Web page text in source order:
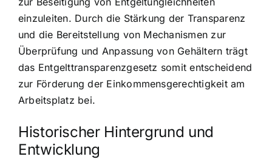
einzuleiten. Durch die Stärkung der Transparenz
und die Bereitstellung von Mechanismen zur
Überprüfung und Anpassung von Gehältern trägt
das Entgelttransparenzgesetz somit entscheidend
zur Förderung der Einkommensgerechtigkeit am
Arbeitsplatz bei.
Historischer Hintergrund und
Entwicklung